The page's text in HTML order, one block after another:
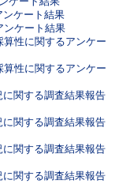
ンケート結果
ンケート結果
性に関するアンケー
性に関するアンケー
関する調査結果報告
関する調査結果報告
関する調査結果報告
関する調査結果報告